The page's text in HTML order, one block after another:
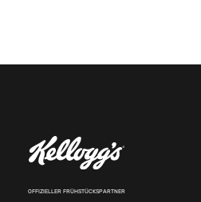
OFFIZIELLER FRÜHSTÜCKSPARTNER